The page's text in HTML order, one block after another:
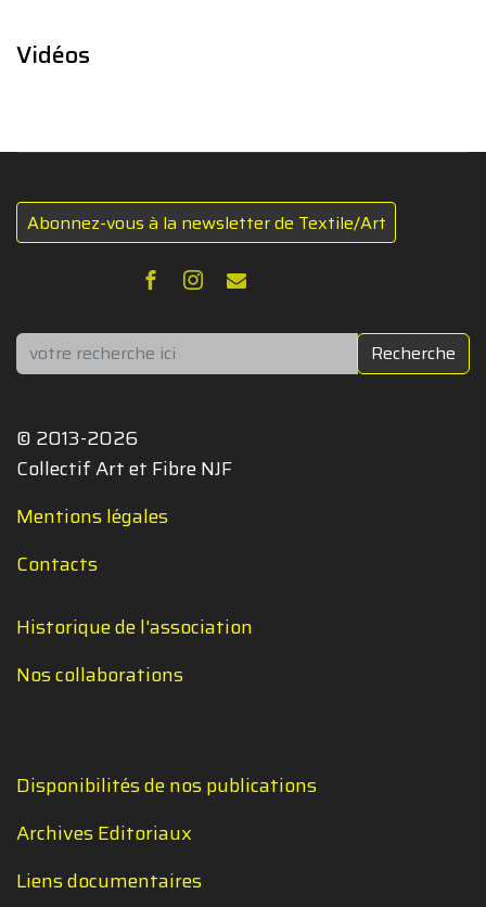
Vidéos
Abonnez-vous à la newsletter de Textile/Art
Rechercher Recherche
© 2013-2026
Collectif Art et Fibre NJF
Mentions légales
Contacts
Historique de l'association
Nos collaborations
Disponibilités de nos publications
Archives Editoriaux
Liens documentaires